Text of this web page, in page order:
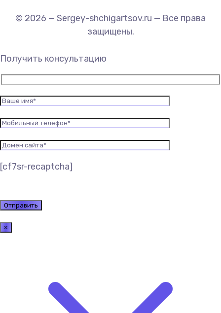
© 2026 — Sergey-shchigartsov.ru — Все права
защищены.
Получить консультацию
[cf7sr-recaptcha]
×